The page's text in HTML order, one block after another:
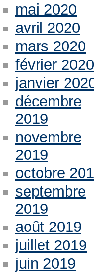
mai 2020
avril 2020
mars 2020
février 2020
janvier
décembre
2019
novembre
2019
octobre
septembre
2019
août 2019
juillet 2019
juin 2019